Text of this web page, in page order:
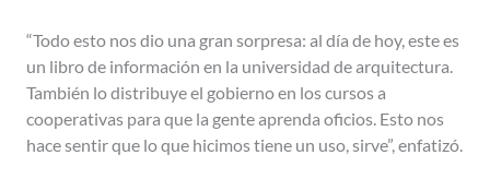
“Todo esto nos dio una gran sorpresa: al día de hoy, este es
un libro de información en la universidad de arquitectura.
También lo distribuye el gobierno en los cursos a
cooperativas para que la gente aprenda oficios. Esto nos
hace sentir que lo que hicimos tiene un uso, sirve”, enfatizó.